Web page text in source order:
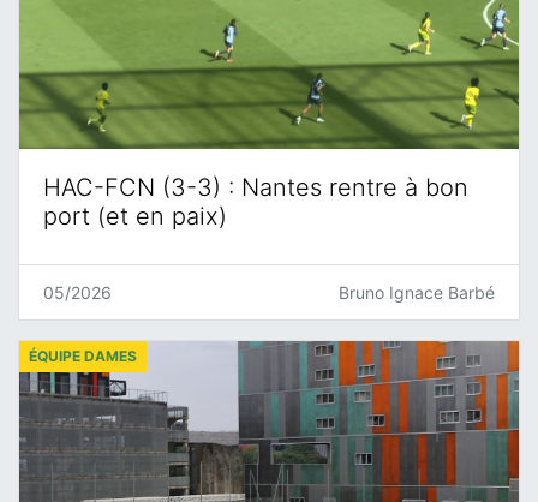
HAC-FCN (3-3) : Nantes rentre à bon
port (et en paix)
05/2026 Bruno Ignace Barbé
ÉQUIPE DAMES